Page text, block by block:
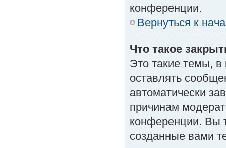
конференции.
Вернуться к
Что такое
Это такие темы, в
оставлять
автоматически
причинам
конференции. Вы
созданные вами